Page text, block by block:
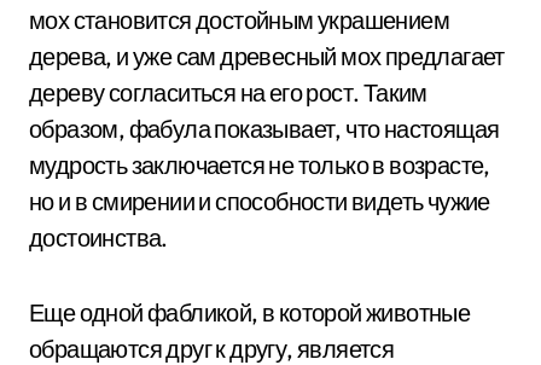
мох становится достойным украшением
дерева, и уже сам древесный мох предлагает
дереву согласиться на его рост. Таким
образом, фабула показывает, что настоящая
мудрость заключается не только в возрасте,
но и в смирении и способности видеть чужие
достоинства.
Еще одной фабликой, в которой животные
обращаются друг к другу, является